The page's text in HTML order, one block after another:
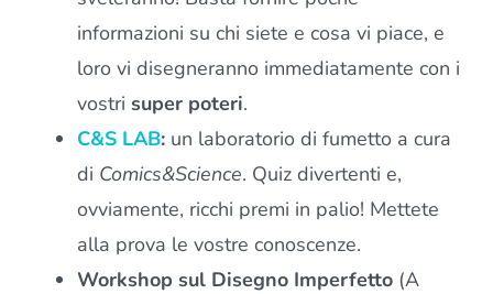
informazioni su chi siete e cosa vi piace, e
loro vi disegneranno immediatamente con i
vostri super poteri.
C&S LAB: un laboratorio di fumetto a cura
di Comics&Science. Quiz divertenti e,
ovviamente, ricchi premi in palio! Mettete
alla prova le vostre conoscenze.
Workshop sul Disegno Imperfetto (A